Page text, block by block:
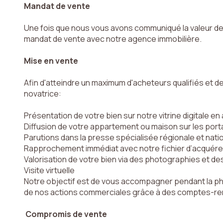
Mandat de vente
Une fois que nous vous avons communiqué la valeur
mandat de vente avec notre agence immobilière.
Mise en vente
Afin d'atteindre un maximum d'acheteurs qualifiés et
novatrice:
Présentation de votre bien sur notre vitrine digitale en
Diffusion de votre appartement ou maison sur les
Parutions dans la presse spécialisée régionale et
Rapprochement immédiat avec notre fichier
Valorisation de votre bien via des photographies et
Visite virtuelle
Notre objectif est de vous accompagner pendant la
de nos actions commerciales grâce à des comptes-
Compromis de vente
droits. Si vous estimez, après avoir contacté l'Agence / le Réseau, que vos droits «
Ce site est protégé par reCAPTCHA, lesPolitiques de Confidentialité et es
J'ai pris
de mes
* Champs
ENVOYER